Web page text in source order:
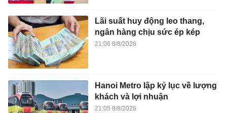
Lãi suất huy động leo thang,
ngân hàng chịu sức ép kép
21:06 8/8/2026
Hanoi Metro lập kỷ lục về lượng
khách và lợi nhuận
21:05 8/8/2026